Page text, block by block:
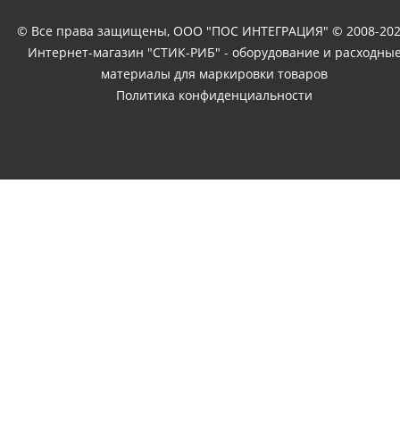
© Все права защищены, ООО "ПОС ИНТЕГРАЦИЯ" © 2008-
Интернет-магазин "СТИК-РИБ" - оборудование и
материалы для маркировки товаров
Политика конфиденциальности